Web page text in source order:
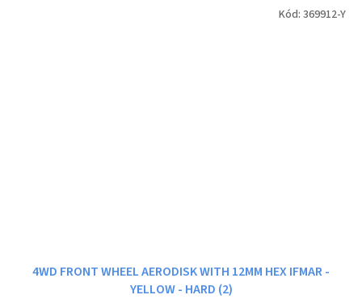
4WD FRONT WHEEL AERODISK WITH 12MM HEX IFMAR -
YELLOW - HARD (2)
Kód: 369912-Y